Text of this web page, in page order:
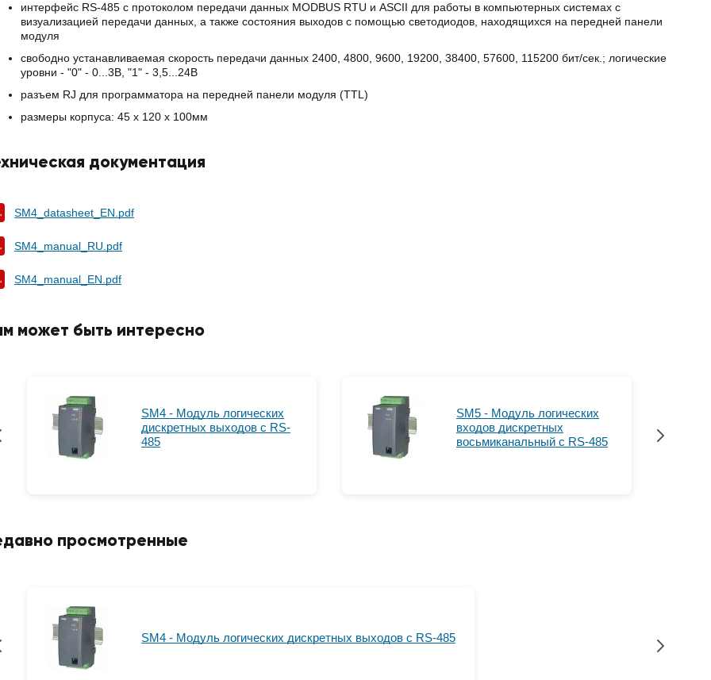
интерфейс RS-485 с протоколом передачи данных MODBUS RTU и ASCII для работы в компьютерных системах с
визуализацией передачи данных, а также состояния выходов с помощью светодиодов, находящихся на передней панели
модуля
свободно устанавливаемая скорость передачи данных 2400, 4800, 9600, 19200, 38400, 57600, 115200 бит/сек.; логические
уровни - "0" - 0...3В, "1" - 3,5...24В
разъем RJ для программатора на передней панели модуля (TTL)
размеры корпуса: 45 x 120 x 100мм
документация
SM4_datasheet_EN.pdf
SM4_manual_RU.pdf
SM4_manual_EN.pdf
может быть интересно
SM4 - Модуль логических
дискретных выходов с RS-
485
SM5 - Модуль логических
входов дискретных
восьмиканальный с RS-485
просмотренные
SM4 - Модуль логических дискретных выходов с RS-485